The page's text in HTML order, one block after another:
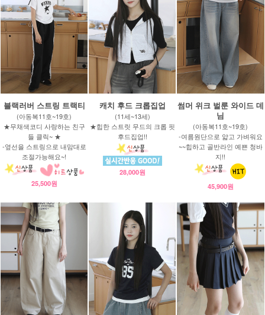
블랙러버 스트링 트랙티
(아동복11호~19호)
★무채색코디 사랑하는 친구
들 클릭~ ★
-옆선을 스트링으로 내맘대로
조절가능해요~!
25,500원
캐치 후드 크롭집업
(11세~13세)
★힙한 스트릿 무드의 크롭 핏
후드집업!!
28,000원
썸머 위크 벌룬 와이드 데
님
(아동복11호~19호)
-여름원단으로 얇고 가벼워요
~~힙하고 골반라인 예쁜 청바
지!!
45,900원